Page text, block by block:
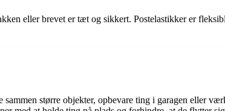
eller brevet er tæt og sikkert. Postelastikker er
større objekter, opbevare ting i garagen eller